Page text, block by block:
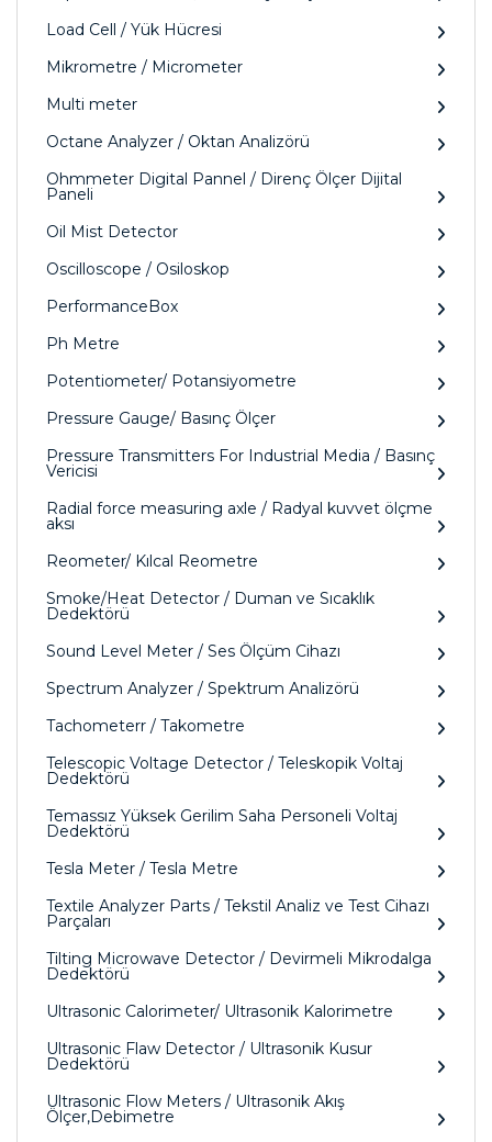
Load Cell / Yük Hücresi
Mikrometre / Micrometer
Multi meter
Octane Analyzer / Oktan Analizörü
Ohmmeter Digital Pannel / Direnç Ölçer Dijital
Paneli
Oil Mist Detector
Oscilloscope / Osiloskop
PerformanceBox
Ph Metre
Potentiometer/ Potansiyometre
Pressure Gauge/ Basınç Ölçer
Pressure Transmitters For Industrial Media / Basınç
Vericisi
Radial force measuring axle / Radyal kuvvet ölçme
aksı
Reometer/ Kılcal Reometre
Smoke/Heat Detector / Duman ve Sıcaklık
Dedektörü
Sound Level Meter / Ses Ölçüm Cihazı
Spectrum Analyzer / Spektrum Analizörü
Tachometerr / Takometre
Telescopic Voltage Detector / Teleskopik Voltaj
Dedektörü
Temassız Yüksek Gerilim Saha Personeli Voltaj
Dedektörü
Tesla Meter / Tesla Metre
Textile Analyzer Parts / Tekstil Analiz ve Test Cihazı
Parçaları
Tilting Microwave Detector / Devirmeli Mikrodalga
Dedektörü
Ultrasonic Calorimeter/ Ultrasonik Kalorimetre
Ultrasonic Flaw Detector / Ultrasonik Kusur
Dedektörü
Ultrasonic Flow Meters / Ultrasonik Akış
Ölçer,Debimetre